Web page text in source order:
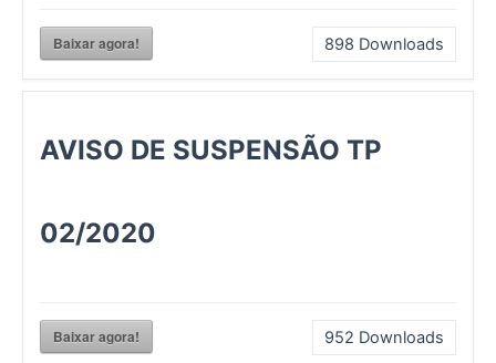
Baixar agora! 898 Downloads
AVISO DE SUSPENSÃO TP
02/2020
Baixar agora! 952 Downloads